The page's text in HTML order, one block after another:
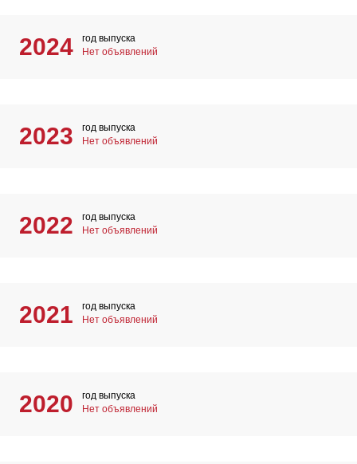
2024
год выпуска
Нет объявлений
2023
год выпуска
Нет объявлений
2022
год выпуска
Нет объявлений
2021
год выпуска
Нет объявлений
2020
год выпуска
Нет объявлений